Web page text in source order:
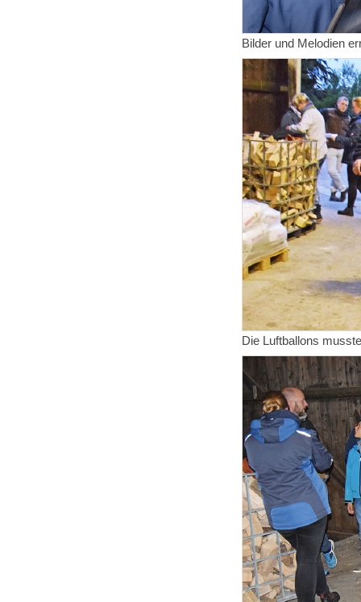
Bilder und Melodien
Die Luftballons